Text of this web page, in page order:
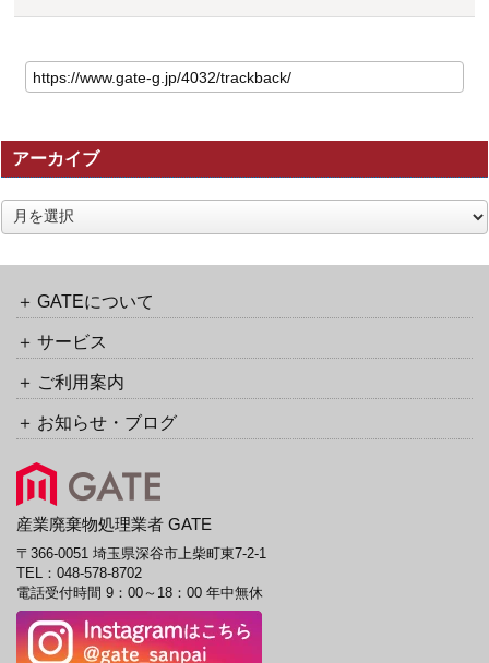
の
記
の
ト
ラ
ッ
ク
ッ
URL
アーカイブ
ア
ー
GATEについて
サービス
ご利用案内
お知らせ・ブログ
産業廃棄物処理業者 GATE
〒366-0051 埼玉県深谷市上柴町東7-2-1
TEL： 048-578-8702
電話受付時間 9：00～18：00 年中無休